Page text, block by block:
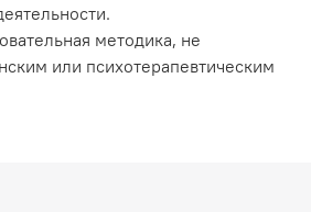
методика, не
или психотерапевтическим